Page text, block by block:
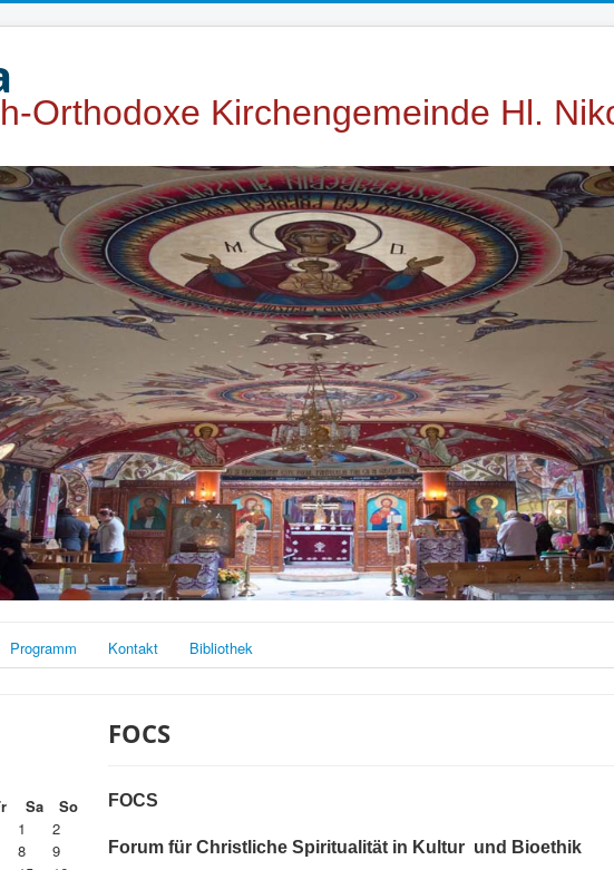
Orthodoxe Kirchengemeinde Hl.
Programm Kontakt Bibliothek
Sa
So
1
2
8
9
FOCS
FOCS
Forum für Christliche Spiritualität in Kultur und Bioethik